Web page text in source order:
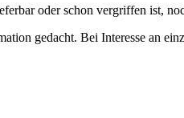
oder schon vergriffen ist,
gedacht. Bei Interesse an